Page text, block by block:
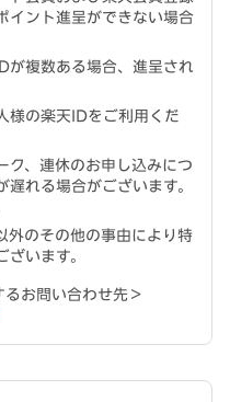
イント進呈ができない場合
が複数ある場合、進呈され
様の楽天IDをご利用くだ
ク、連休のお申し込みにつ
れる場合がございます。
外のその他の事由により特
ざいます。
お問い合わせ先＞